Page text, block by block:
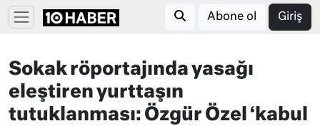
Abone ol Giriş
Sokak röportajında yasağı
eleştiren yurttaşın
tutuklanması: Özgür Özel ‘kabul